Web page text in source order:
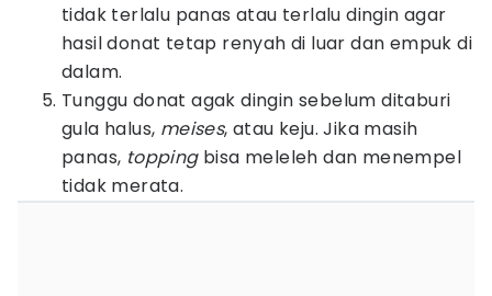
tidak terlalu panas atau terlalu dingin agar
hasil donat tetap renyah di luar dan empuk di
dalam.
Tunggu donat agak dingin sebelum ditaburi
gula halus, meises, atau keju. Jika masih
panas, topping bisa meleleh dan menempel
tidak merata.